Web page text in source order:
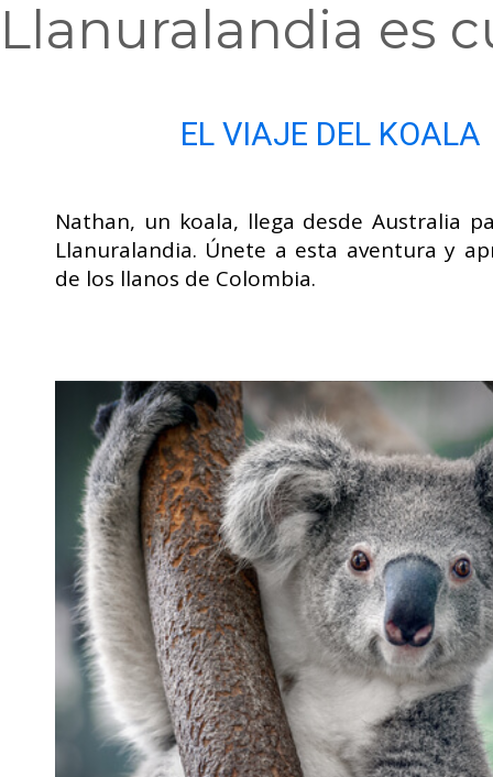
Llanuralandia es
EL VIAJE DEL KOALA
Nathan, un koala, llega desde Australia
Llanuralandia. Únete a esta aventura y
de los llanos de Colombia.